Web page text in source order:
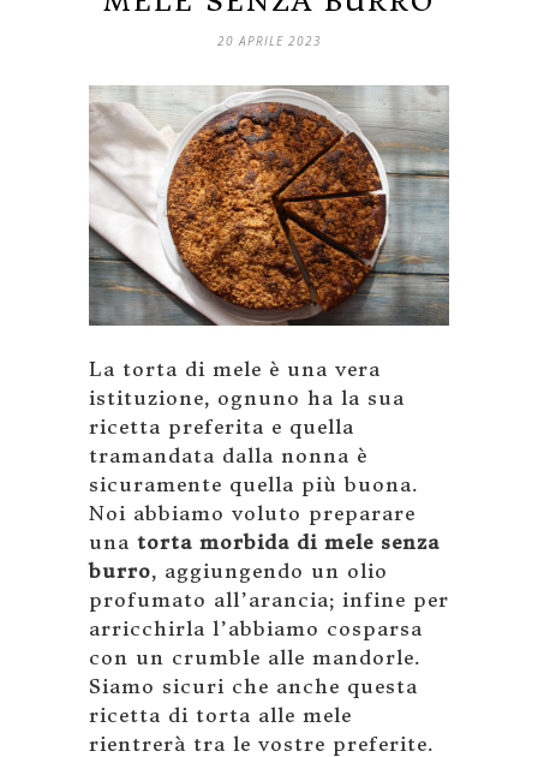
20 APRILE 2023
La torta di mele è una vera
istituzione, ognuno ha la sua
ricetta preferita e quella
tramandata dalla nonna è
sicuramente quella più buona.
Noi abbiamo voluto preparare
una torta morbida di mele senza
burro, aggiungendo un olio
profumato all’arancia; infine per
arricchirla l’abbiamo cosparsa
con un crumble alle mandorle.
Siamo sicuri che anche questa
ricetta di torta alle mele
rientrerà tra le vostre preferite.